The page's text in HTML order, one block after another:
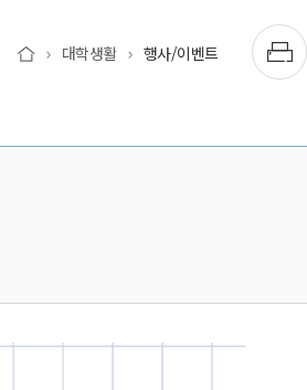
대학생활 행사/이벤트